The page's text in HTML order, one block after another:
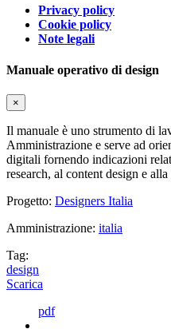
Privacy policy
Cookie policy
Note legali
Manuale operativo di design
×
Il manuale è uno strumento di
Amministrazione e serve ad
digitali fornendo indicazioni
research, al content design e
Progetto: Designers Italia
Amministrazione: italia
Tag:
design
Scarica
pdf